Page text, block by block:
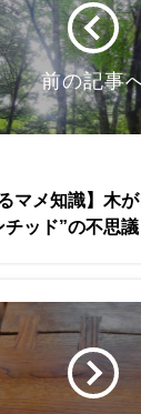
前の記事
るマメ知識】木
チッド”の不思議